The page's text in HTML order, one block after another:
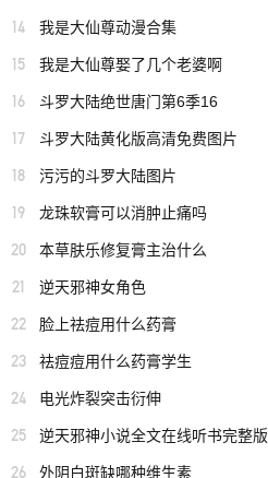
14 我是大仙尊动漫合集
15 我是大仙尊娶了几个老婆啊
16 斗罗大陆绝世唐门第6季16
17 斗罗大陆黄化版高清免费图片
18 污污的斗罗大陆图片
19 龙珠软膏可以消肿止痛吗
20 本草肤乐修复膏主治什么
21 逆天邪神女角色
22 脸上祛痘用什么药膏
23 祛痘痘用什么药膏学生
24 电光炸裂突击衍伸
25 逆天邪神小说全文在线听书完整版
26 外阴白斑缺哪种维生素